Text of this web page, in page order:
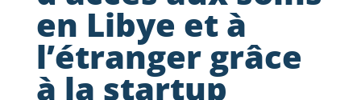
en Libye et à
l’étranger grâce
à la startup